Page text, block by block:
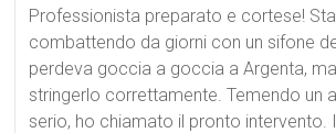
Professionista preparato e cortese!
combattendo da giorni con un sifone
perdeva goccia a goccia a Argenta,
stringerlo correttamente. Temendo un
serio, ho chiamato il pronto intervento.